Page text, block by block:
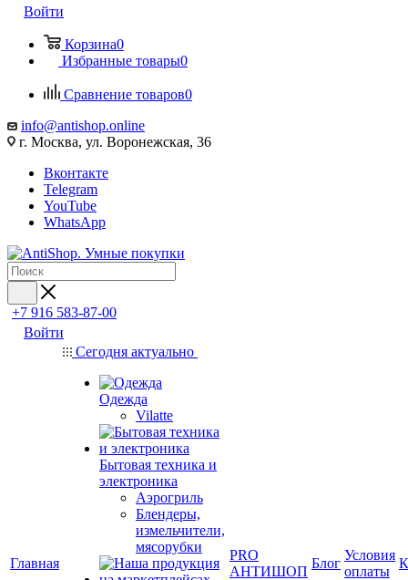
Войти
Корзина0
Избранные товары0
Сравнение товаров0
info@antishop.online
г. Москва, ул. Воронежская, 36
Вконтакте
Telegram
YouTube
WhatsApp
+7 916 583-87-00
Войти
Главная
Сегодня актуально
Одежда
Vilatte
Бытовая техника и
электроника
Аэрогриль
Блендеры,
измельчители,
мясорубки
PRO
АНТИШОП
Блог
Условия
оплаты